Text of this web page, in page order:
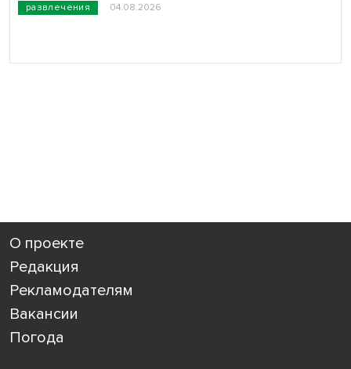
развлечения 04.08.2026
О проекте
Редакция
Рекламодателям
Вакансии
Погода